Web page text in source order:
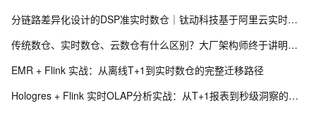
分链路差异化设计的DSP准实时数仓｜钛动科技基于阿里云实时计算 Flink 版 + DLF Paimon + EMR Serverless StarRocks 的实践
传统数仓、实时数仓、云数仓有什么区别？大厂架构师终于讲明白了
EMR + Flink 实战：从离线T+1到实时数仓的完整迁移路径
Hologres + Flink 实时OLAP分析实战：从T+1报表到秒级洞察的数据平台